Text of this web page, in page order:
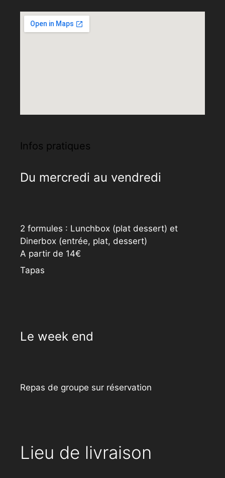
Infos pratiques
Du mercredi au vendredi
2 formules : Lunchbox (plat dessert) et
Dinerbox (entrée, plat, dessert)
A partir de 14€
Tapas
Le week end
Repas de groupe sur réservation
Lieu de livraison